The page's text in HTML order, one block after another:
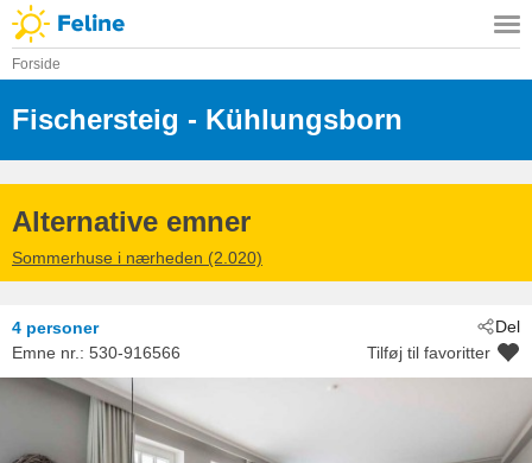
Forside
Fischersteig
- 18225
- Kühlungsborn
Alternative emner
Sommerhuse i nærheden (2.020)
Del
4 personer
Emne nr.: 530-916566 Tilføj til favoritter